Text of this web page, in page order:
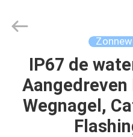
HUIS
PRODUCTEN
Ltd..
IP67 de
Wegnagel,